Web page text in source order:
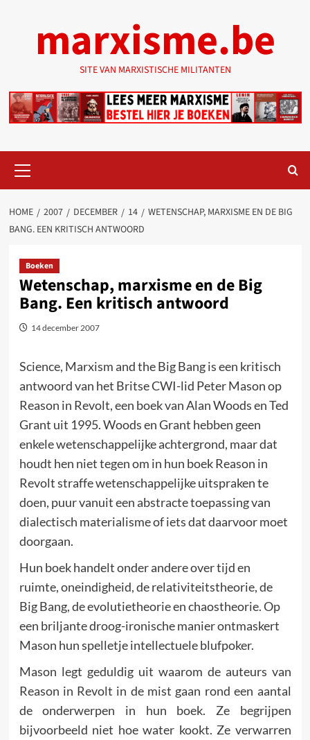
marxisme.be
SITE VAN MARXISTISCHE MILITANTEN
menu
HOME 2007 DECEMBER 14
WETENSCHAP, MARXISME EN DE BIG
BANG. EEN KRITISCH ANTWOORD
Boeken
Wetenschap, marxisme en de Big
Bang. Een kritisch antwoord
14 december 2007
Science, Marxism and the Big Bang is een kritisch
antwoord van het Britse CWI-lid Peter Mason op
Reason in Revolt, een boek van Alan Woods en Ted
Grant uit 1995. Woods en Grant hebben geen
enkele wetenschappelijke achtergrond, maar dat
houdt hen niet tegen om in hun boek Reason in
Revolt straffe wetenschappelijke uitspraken te
doen, puur vanuit een abstracte toepassing van
dialectisch materialisme of iets dat daarvoor moet
doorgaan.
Hun boek handelt onder andere over tijd en
ruimte, oneindigheid, de relativiteitstheorie, de
Big Bang, de evolutietheorie en chaostheorie. Op
een briljante droog-ironische manier ontmaskert
Mason hun spelletje intellectuele blufpoker.
Mason legt geduldig uit waarom de auteurs van
Reason in Revolt in de mist gaan rond een aantal
de onderwerpen in hun boek. Ze begrijpen
bijvoorbeeld niet hoe water kookt. Ze verwarren